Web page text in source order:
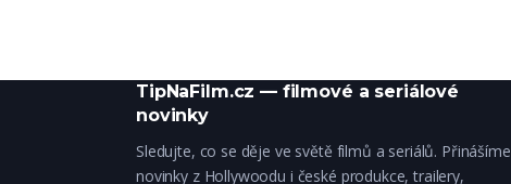
TipNaFilm.cz — filmové a seriálové
novinky
Sledujte, co se děje ve světě filmů a seriálů. Přinášíme
novinky z Hollywoodu i české produkce, trailery,